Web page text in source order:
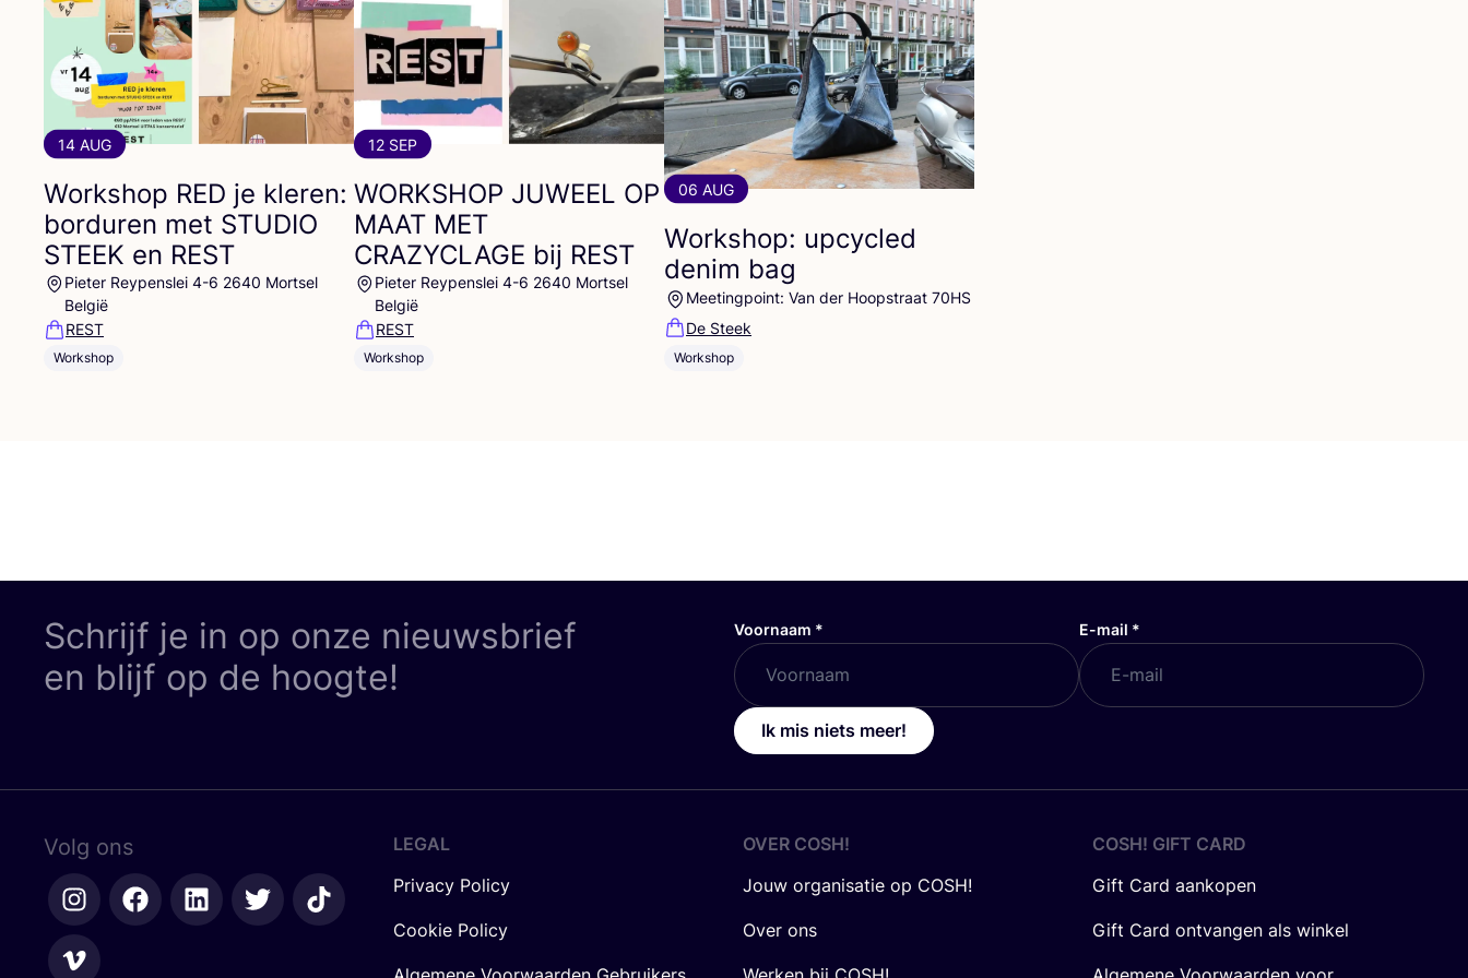
14 AUG
Workshop RED je kleren:
borduren met STUDIO
STEEK en REST
Pieter Reypenslei 4-6 2640 Mortsel
België
REST
Workshop
12 SEP
WORKSHOP JUWEEL OP
MAAT MET
CRAZYCLAGE bij REST
Pieter Reypenslei 4-6 2640 Mortsel
België
REST
Workshop
06 AUG
Workshop: upcycled
denim bag
Meetingpoint: Van der Hoopstraat 70HS
De Steek
Workshop
Schrijf je in op onze nieuwsbrief
en blijf op de hoogte!
Voornaam * E-mail *
Ik mis niets meer!
Volg ons
LEGAL
Privacy Policy
Cookie Policy
OVER COSH!
Jouw organisatie op COSH!
Over ons
COSH! GIFT CARD
Gift Card aankopen
Gift Card ontvangen als winkel